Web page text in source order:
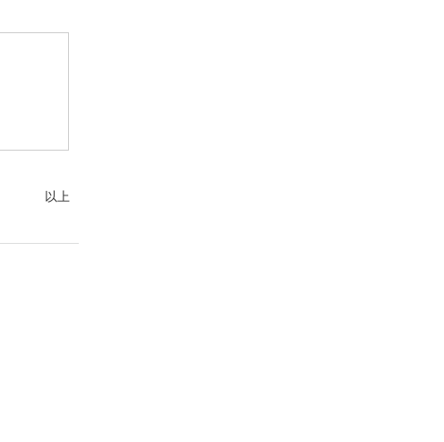
以上